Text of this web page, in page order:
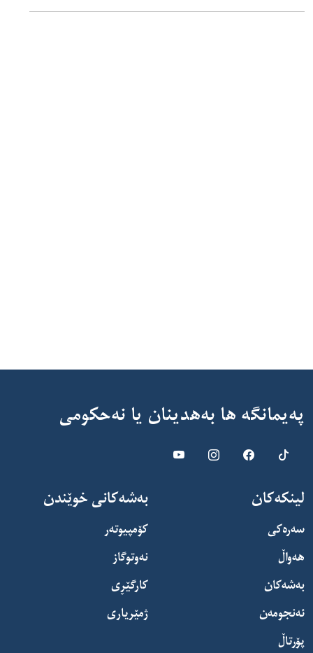
پەیمانگە ها بەهدینان یا نەحکومى
لینکەکان
سەرەکی
هەواڵ
بەشەکان
ئەنجومەن
پۆرتاڵ
بەشەکانی خوێندن
کۆمپیوتەر
نەوتوگاز
کارگێڕی
ژمێریاری